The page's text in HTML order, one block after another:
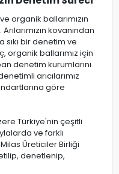
organik ballarımızın
kovanından
bir denetim ve
organik ballarımız için
denetim kurumlarını
arıcılarımız
göre
Türkiye'nin çeşitli
ve farklı
Üreticiler Birliği
denetlenip,